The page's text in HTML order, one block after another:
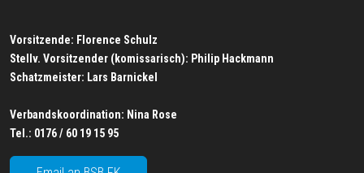
Vorsitzende: Florence Schulz
Stellv. Vorsitzender (komissarisch): Philip Hackmann
Schatzmeister: Lars Barnickel
Verbandskoordination: Nina Rose
Tel.: 0176 / 60 19 15 95